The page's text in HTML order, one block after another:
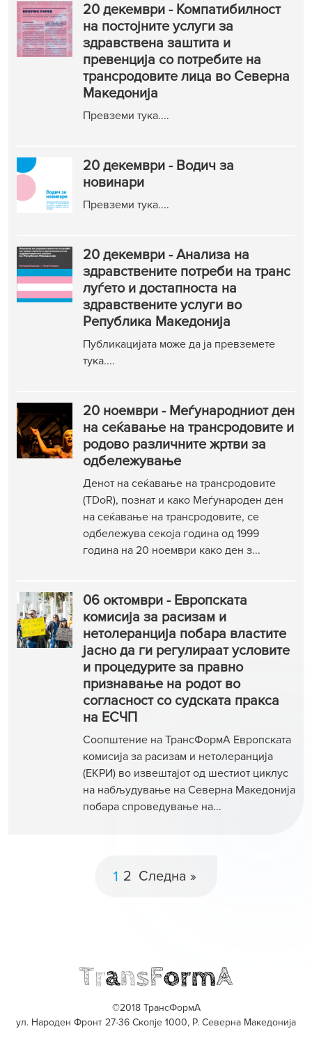
20 декември - Компатибилност
на постојните услуги за
здравствена заштита и
превенција со потребите на
трансродовите лица во Северна
Македонија
Превземи тука....
20 декември - Водич за
новинари
Превземи тука....
20 декември - Анализа на
здравствените потреби на транс
луѓето и достапноста на
здравствените услуги во
Република Македонија
Публикацијата може да ја превземете
тука....
20 ноември - Меѓународниот ден
на сеќавање на трансродовите и
родово различните жртви за
одбележување
Денот на сеќавање на трансродовите
(TDoR), познат и како Меѓународен ден
на сеќавање на трансродовите, се
одбележува секоја година од 1999
година на 20 ноември како ден з...
06 октомври - Европската
комисија за расизам и
нетолеранција побара властите
јасно да ги регулираат условите
и процедурите за правно
признавање на родот во
согласност со судската пракса
на ЕСЧП
Соопштение на ТрансФормА Европската
комисија за расизам и нетолеранција
(ЕКРИ) во извештајот од шестиот циклус
на набљудување на Северна Македонија
побара спроведување на...
1 2 Следна »
©2018 ТрансФормА
ул. Народен Фронт 27-36 Скопје 1000, Р. Северна Македонија